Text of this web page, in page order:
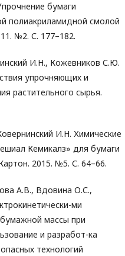
бумаги
полиакриламидной смолой
№2. С. 177–182.
И.Н., Кожевников С.Ю.
упрочняющих и
растительного сырья.
И.Н. Химические
Кемикалз» для бумаги
2015. №5. С. 64–66.
А.В., Вдовина О.С.,
ми
массы при
и разработ-ка
технологий